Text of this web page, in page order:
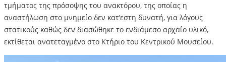
τμήματος της πρόσοψης του ανακτόρου, της οποίας η
αναστήλωση στο μνημείο δεν κατ’εστη δυνατή, για λόγους
στατικούς καθώς δεν διασώθηκε το ενδιάμεσο αρχαίο υλικό,
εκτίθεται ανατεταγμένο στο Κτήριο του Κεντρικού Μουσείου.